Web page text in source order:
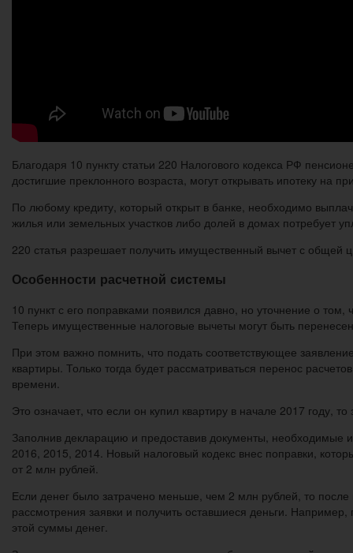
Благодаря 10 пункту статьи 220 Налогового кодекса РФ
достигшие преклонного возраста, могут открывать ипотеку на
По любому кредиту, который открыт в банке, необходимо
жилья или земельных участков либо долей в домах потребует
220 статья разрешает получить имущественный вычет с общей
Особенности расчетной системы
10 пункт с его поправками появился давно, но уточнение о
Теперь имущественные налоговые вычеты могут быть
При этом важно помнить, что подать соответствующее
квартиры. Только тогда будет рассматриваться перенос
времени.
Это означает, что если он купил квартиру в начале 2017 году,
Заполнив декларацию и предоставив документы, необходимые
2016, 2015, 2014. Новый налоговый кодекс внес поправки,
от 2 млн рублей.
Если денег было затрачено меньше, чем 2 млн рублей, то после
рассмотрения заявки и получить оставшиеся деньги.
этой суммы денег.